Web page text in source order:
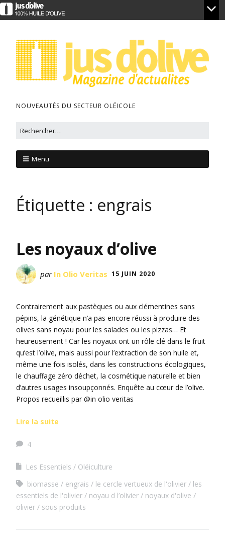
NOUVEAUTÉS DU SECTEUR OLÉICOLE
Menu
Étiquette : engrais
Les noyaux d’olive
par In Olio Veritas 15 JUIN 2020
Contrairement aux pastèques ou aux clémentines sans
pépins, la génétique n’a pas encore réussi à produire des
olives sans noyau pour les salades ou les pizzas… Et
heureusement ! Car les noyaux ont un rôle clé dans le fruit
qu’est l’olive, mais aussi pour l’extraction de son huile et,
même une fois isolés, dans les constructions écologiques,
le chauffage zéro déchet, la cosmétique naturelle et bien
d’autres usages insoupçonnés. Enquête au cœur de l’olive.
Propos recueillis par @in olio veritas
Lire la suite
4
Les Essentiels
Oléiculture
biomasse
engrais le cercle vertueux de l'olivier
les
essentiels de l'olivier
noyau d l’olivier
noyaux d'olive
olivier
sous produits